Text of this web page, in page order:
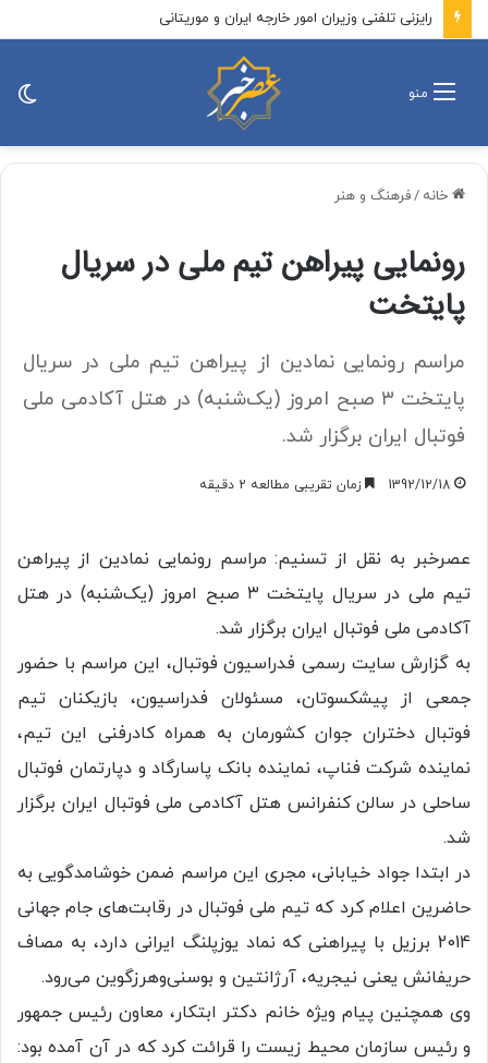
رایزنی تلفنی وزیران امور خارجه ایران و موریتانی
منو
خانه /فرهنگ و هنر
رونمایی پیراهن تیم ملی در سریال
پایتخت
مراسم رونمایی نمادین از پیراهن تیم ملی در سریال
پایتخت ۳ صبح امروز (یک‌شنبه) در هتل آکادمی ملی
فوتبال ایران برگزار شد.
1392/12/18 زمان تقریبی مطالعه 2 دقیقه
عصرخبر به نقل از تسنیم: مراسم رونمایی نمادین از پیراهن
تیم ملی در سریال پایتخت ۳ صبح امروز (یک‌شنبه) در هتل
آکادمی ملی فوتبال ایران برگزار شد.
به گزارش سایت رسمی فدراسیون فوتبال، این مراسم با حضور
جمعی از پیشکسوتان، مسئولان فدراسیون، بازیکنان تیم
فوتبال دختران جوان کشورمان به همراه کادرفنی این تیم،
نماینده شرکت فناپ، نماینده بانک پاسارگاد و دپارتمان فوتبال
ساحلی در سالن کنفرانس هتل آکادمی ملی فوتبال ایران برگزار
شد.
در ابتدا جواد خیابانی، مجری این مراسم ضمن خوشامدگویی به
حاضرین اعلام کرد که تیم ملی فوتبال در رقابت‌های جام جهانی
2014 برزیل با پیراهنی که نماد یوزپلنگ ایرانی دارد، به مصاف
حریفانش یعنی نیجریه، آرژانتین و بوسنی‌وهرزگوین می‌رود.
وی همچنین پیام ویژه خانم دکتر ابتکار، معاون رئیس جمهور
و رئیس سازمان محیط زیست را قرائت کرد که در آن آمده بود: